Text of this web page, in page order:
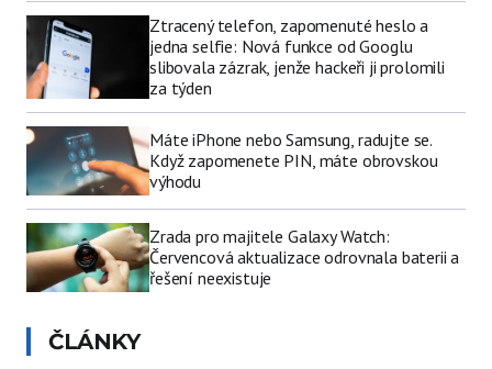
Ztracený telefon, zapomenuté heslo a
jedna selfie: Nová funkce od Googlu
slibovala zázrak, jenže hackeři ji prolomili
za týden
Máte iPhone nebo Samsung, radujte se.
Když zapomenete PIN, máte obrovskou
výhodu
Zrada pro majitele Galaxy Watch:
Červencová aktualizace odrovnala baterii a
řešení neexistuje
ČLÁNKY